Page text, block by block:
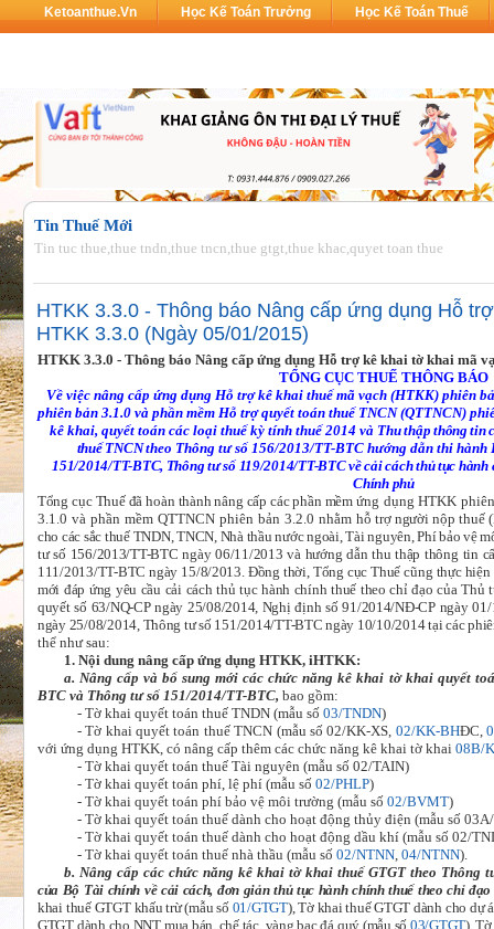
Ketoanthue.vn Học Kế Toán Trưởng Học Kế Toán Thuế
Tin Thuế Mới
Tin tuc thue,thue tndn,thue tncn,thue gtgt,thue khac,quyet toan thue
HTKK 3.3.0 - Thông báo Nâng cấp ứng dụng Hỗ
HTKK 3.3.0 (Ngày 05/01/2015)
HTKK 3.3.0 - Thông báo Nâng cấp ứng dụng Hỗ trợ kê khai tờ khai mã
TỔNG CỤC THUẾ THÔNG BÁO
Về việc nâng cấp ứng dụng Hỗ trợ kê khai thuế mã vạch (HTKK) phiên
phiên bản 3.1.0 và phần mềm Hỗ trợ quyết toán thuế TNCN (QTTNCN)
kê khai, quyết toán các loại thuế kỳ tính thuế 2014 và Thu thập thông tin
thuế TNCN theo Thông tư số 156/2013/TT-BTC hướng dẫn thi hành
151/2014/TT-BTC, Thông tư số 119/2014/TT-BTC về cải cách thủ tục
Chính phủ
Tổng cục Thuế đã hoàn thành nâng cấp các phần mềmứng dụng HTKK
3.1.0 và phần mềm QTTNCN phiên bản 3.2.0 nhằm hỗ trợ người nộp thuế
cho các sắc thuế TNDN, TNCN, Nhà thầu nước ngoài, Tài nguyên, Phí bảo vệ
tư số 156/2013/TT-BTC ngày 06/11/2013 và hướng dẫn thu thập thông tin
111/2013/TT-BTC ngày 15/8/2013. Đồng thời, Tổng cục Thuế cũng thực
mới đáp ứng yêu cầu cải cách thủ tục hành chính thuế theo chỉ đạo của
quyết số 63/NQ-CP ngày 25/08/2014, Nghị định số 91/2014/NĐ-CP ngày
ngày 25/08/2014, Thông tư số 151/2014/TT-BTC ngày 10/10/2014 tại các
thể như sau:
1. Nội dung nâng cấp ứng dụng HTKK, iHTKK:
a. Nâng cấp và bổ sung mới các chức năng kê khai tờ khai quyết
BTC và Thông tư số 151/2014/TT-BTC, bao gồm:
- Tờ khai quyết toán thuế TNDN (mẫu số 03/TNDN)
- Tờ khai quyết toán thuế TNCN (mẫu số 02/KK-XS, 02/KK-BHĐC,
với ứng dụng HTKK, có nâng cấp thêm các chức năng kê khai tờ khai 08B/
- Tờ khai quyết toán thuế Tài nguyên (mẫu số 02/TAIN)
- Tờ khai quyết toán phí, lệ phí (mẫu số 02/PHLP)
- Tờ khai quyết toán phí bảo vệ môi trường (mẫu số 02/BVMT)
- Tờ khai quyết toán thuế dành cho hoạt động thủy điện (mẫu số
- Tờ khai quyết toán thuế dành cho hoạt động dầu khí (mẫu số 02/
- Tờ khai quyết toán thuế nhà thầu (mẫu số 02/NTNN, 04/NTNN).
b. Nâng cấp các chức năng kê khai tờ khai thuế GTGT theo Thông
của Bộ Tài chính về cải cách, đơn giản thủ tục hành chính thuế theo chỉ
khai thuế GTGT khấu trừ (mẫu số 01/GTGT), Tờ khai thuế GTGT dành cho dự
GTGT dành cho NNT mua bán, chế tác, vàng bạc đá quý (mẫu số03/GTGT),